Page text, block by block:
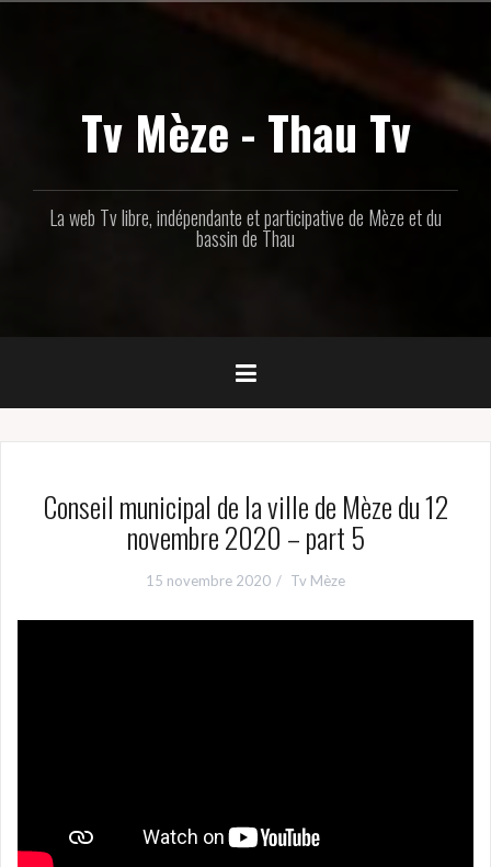
Tv Mèze - Thau Tv
La web Tv libre, indépendante et participative de Mèze et du
bassin de Thau
Conseil municipal de la ville de Mèze du 12
novembre 2020 – part 5
15 novembre 2020 Tv Mèze